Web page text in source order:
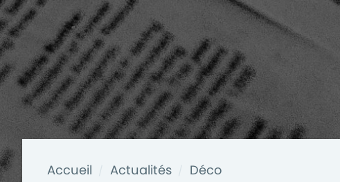
Accueil Actualités Déco